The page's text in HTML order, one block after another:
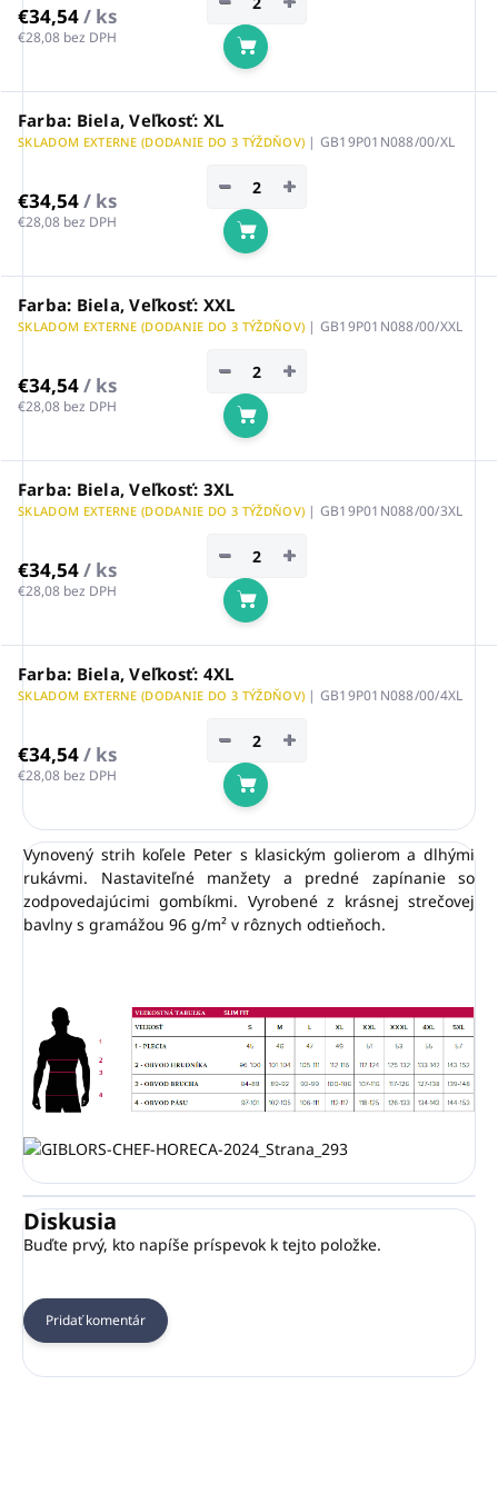
€34,54/ ks
€28,08 bez DPH
Do košíka
Farba: Biela, Veľkosť: XL
SKLADOM EXTERNE (DODANIE DO 3 TÝŽDŇOV) | GB19P01N088/00/XL
€34,54/ ks
€28,08 bez DPH
+
−
Do košíka
Farba: Biela, Veľkosť: XXL
SKLADOM EXTERNE (DODANIE DO 3 TÝŽDŇOV) | GB19P01N088/00/XXL
€34,54/ ks
€28,08 bez DPH
+
−
Do košíka
Farba: Biela, Veľkosť: 3XL
SKLADOM EXTERNE (DODANIE DO 3 TÝŽDŇOV) | GB19P01N088/00/3XL
€34,54/ ks
€28,08 bez DPH
+
−
Do košíka
Farba: Biela, Veľkosť: 4XL
SKLADOM EXTERNE (DODANIE DO 3 TÝŽDŇOV) | GB19P01N088/00/4XL
€34,54/ ks
€28,08 bez DPH
+
−
Do košíka
Vynovený strih koľele Peter s klasickým golierom a dlhými
rukávmi. Nastaviteľné manžety a predné zapínanie so
zodpovedajúcimi gombíkmi. Vyrobené z krásnej strečovej
bavlny s gramážou 96 g/m² v rôznych odtieňoch.
Diskusia
Buďte prvý, kto napíše príspevok k tejto položke.
Pridať komentár